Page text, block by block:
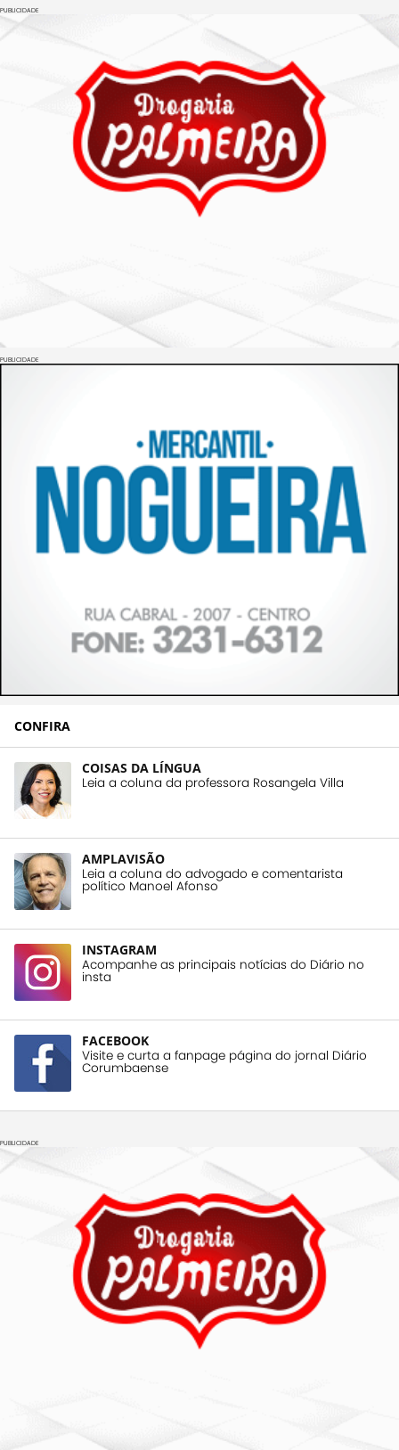
PUBLICIDADE
PUBLICIDADE
CONFIRA
COISAS DA LÍNGUA
Leia a coluna da professora Rosangela Villa
AMPLAVISÃO
Leia a coluna do advogado e comentarista
político Manoel Afonso
INSTAGRAM
Acompanhe as principais notícias do Diário no
insta
FACEBOOK
Visite e curta a fanpage página do jornal Diário
Corumbaense
PUBLICIDADE